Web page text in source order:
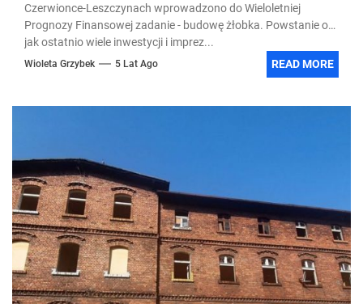
Czerwionce-Leszczynach wprowadzono do Wieloletniej
Prognozy Finansowej zadanie - budowę żłobka. Powstanie on,
jak ostatnio wiele inwestycji i imprez...
Wioleta Grzybek 5 Lat Ago READ MORE